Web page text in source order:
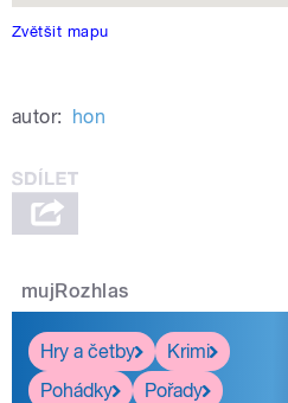
Zvětšit mapu
autor: hon
mujRozhlas
Hry a četby
Krimi
Pohádky
Pořady